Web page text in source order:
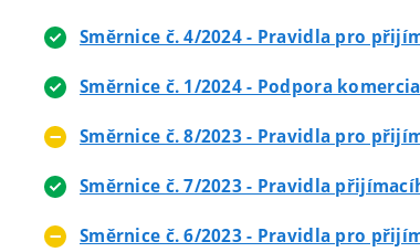
Směrnice č. 4/2024 - Pravidla pro
Směrnice č. 1/2024 - Podpora
Směrnice č. 8/2023 - Pravidla pro
Směrnice č. 7/2023 - Pravidla
Směrnice č. 6/2023 - Pravidla pro